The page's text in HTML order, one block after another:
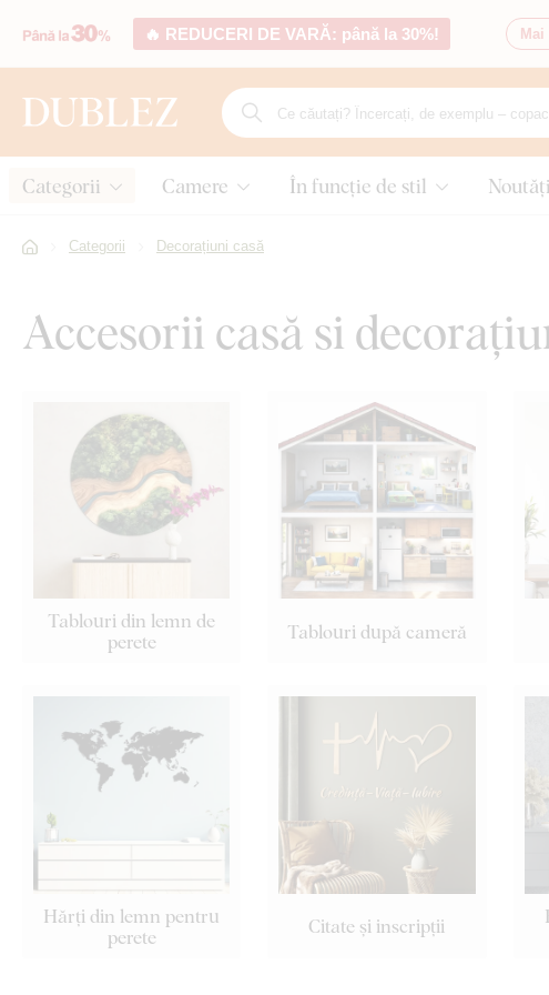
🔥 REDUCERI DE VARĂ: până la 30%! Mai
Categorii Camere În funcție de stil Noutăți
Categorii Decorațiuni casă
Accesorii casă si
Tablouri din lemn de
perete
Tablouri după cameră
Hărți din lemn pentru
perete
Citate și inscripții